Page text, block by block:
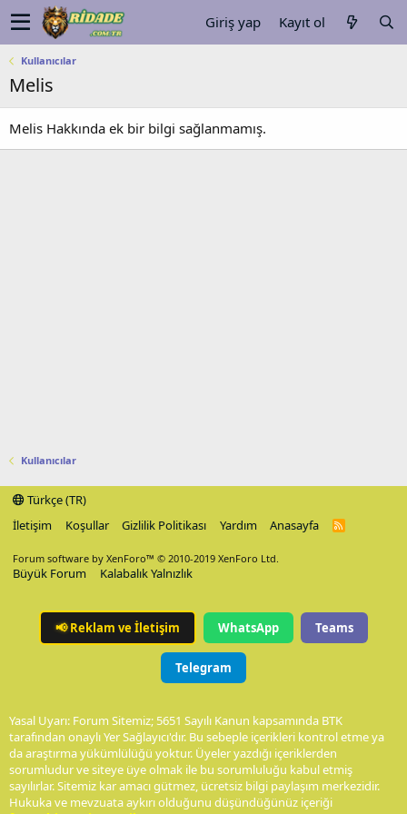
Giriş yap Kayıt ol
Kullanıcılar
Melis
Melis Hakkında ek bir bilgi sağlanmamış.
Kullanıcılar
Türkçe (TR)
İletişim
Koşullar Gizlilik Politikası Yardım Anasayfa
R
Forum software by XenForo™ © 2010-2019 XenForo Ltd.
Büyük Forum Kalabalık Yalnızlık
📢Reklam ve İletişim WhatsApp Teams
Telegram
Yasal Uyarı: Forum Sitemiz; 5651 Sayılı Kanun kapsamında BTK
tarafından onaylı Yer Sağlayıcı'dır. Bu sebeple içerikleri kontrol etme ya
da araştırma yükümlülüğü yoktur. Üyeler yazdığı içeriklerden
sorumludur ve siteye üye olmak ile bu sorumluluğu kabul etmiş
sayılırlar. Sitemiz kar amacı gütmez, ücretsiz bilgi paylaşım merkezidir.
Hukuka ve mevzuata aykırı olduğunu düşündüğünüz içeriği